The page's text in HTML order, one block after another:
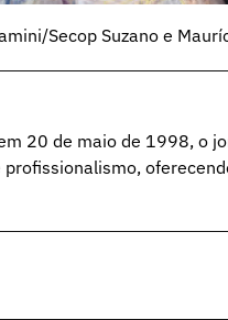
Secop Suzano e
20 de maio de 1998, o
profissionalismo,